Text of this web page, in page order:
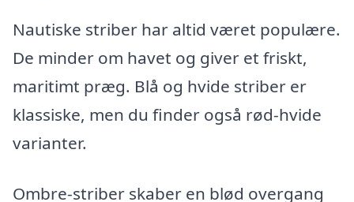
Nautiske striber har altid været populære.
De minder om havet og giver et friskt,
maritimt præg. Blå og hvide striber er
klassiske, men du finder også rød-hvide
varianter.
Ombre-striber skaber en blød overgang